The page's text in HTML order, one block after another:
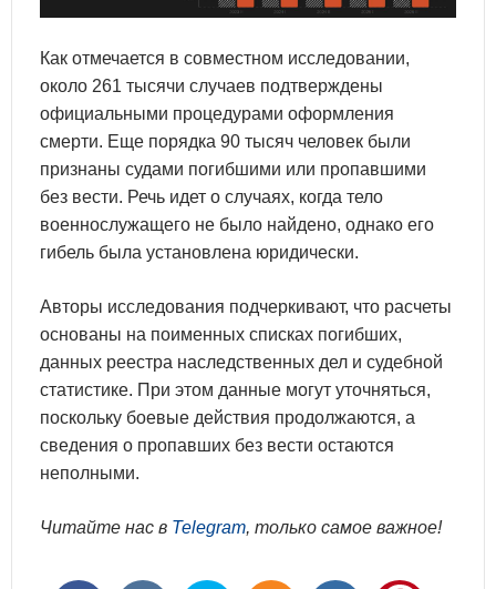
Как отмечается в совместном исследовании,
около 261 тысячи случаев подтверждены
официальными процедурами оформления
смерти. Еще порядка 90 тысяч человек были
признаны судами погибшими или пропавшими
без вести. Речь идет о случаях, когда тело
военнослужащего не было найдено, однако его
гибель была установлена юридически.
Авторы исследования подчеркивают, что расчеты
основаны на поименных списках погибших,
данных реестра наследственных дел и судебной
статистике. При этом данные могут уточняться,
поскольку боевые действия продолжаются, а
сведения о пропавших без вести остаются
неполными.
Читайте нас в Telegram, только самое важное!